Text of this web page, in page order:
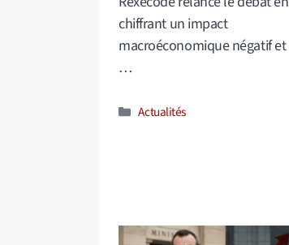
chiffrant un impact
macroéconomique négatif et
…
Catégories
Actualités